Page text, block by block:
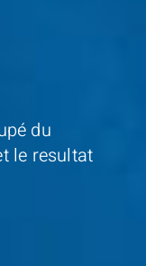
du
le resultat